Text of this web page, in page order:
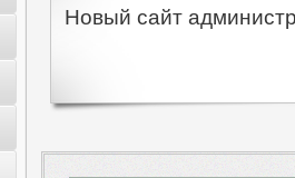
Новый сайт